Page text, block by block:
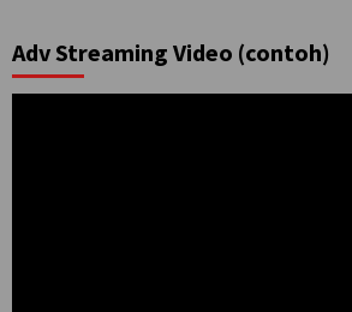
Adv Streaming Video (contoh)